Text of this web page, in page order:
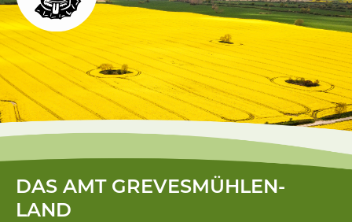
DAS AMT GREVESMÜHLEN-
LAND